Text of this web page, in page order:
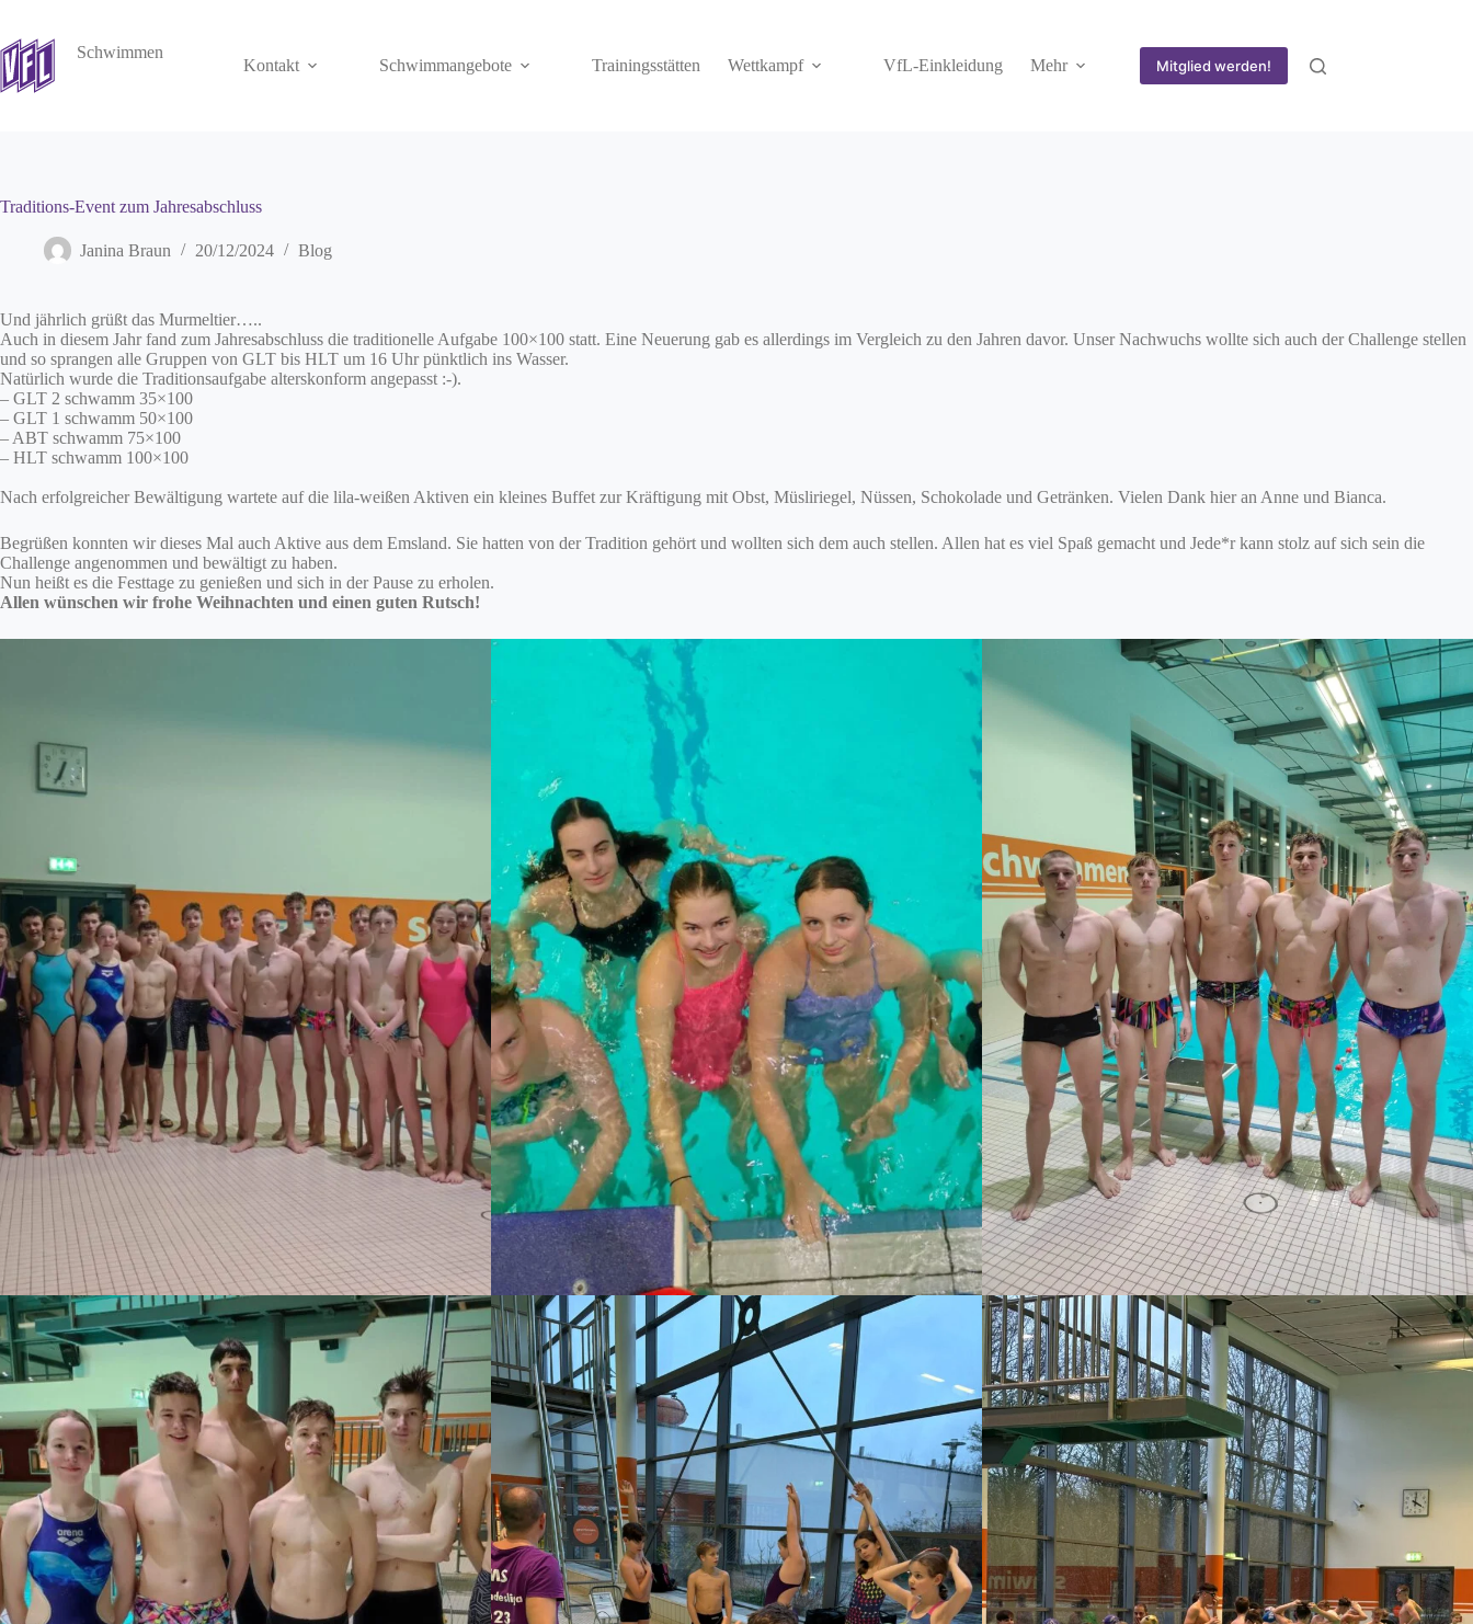
springen
Schwimmen
Kontakt Schwimmangebote Trainingsstätten Wettkampf VfL-Einkleidung Mehr Mitglied werden!
Traditions-Event zum Jahresabschluss
Janina Braun 20/12/2024 Blog
Und jährlich grüßt das Murmeltier…..
Auch in diesem Jahr fand zum Jahresabschluss die traditionelle Aufgabe 100×100 statt. Eine Neuerung gab es allerdings im Vergleich zu den Jahren davor. Unser Nachwuchs wollte sich auch der Challenge stellen
und so sprangen alle Gruppen von GLT bis HLT um 16 Uhr pünktlich ins Wasser.
Natürlich wurde die Traditionsaufgabe alterskonform angepasst :-).
– GLT 2 schwamm 35×100
– GLT 1 schwamm 50×100
– ABT schwamm 75×100
– HLT schwamm 100×100
Nach erfolgreicher Bewältigung wartete auf die lila-weißen Aktiven ein kleines Buffet zur Kräftigung mit Obst, Müsliriegel, Nüssen, Schokolade und Getränken. Vielen Dank hier an Anne und Bianca.
Begrüßen konnten wir dieses Mal auch Aktive aus dem Emsland. Sie hatten von der Tradition gehört und wollten sich dem auch stellen. Allen hat es viel Spaß gemacht und Jede*r kann stolz auf sich sein die
Challenge angenommen und bewältigt zu haben.
Nun heißt es die Festtage zu genießen und sich in der Pause zu erholen.
Allen wünschen wir frohe Weihnachten und einen guten Rutsch!